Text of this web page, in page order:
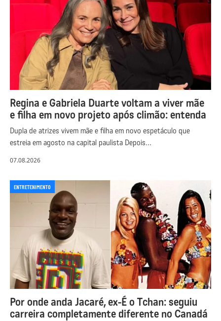
Regina e Gabriela Duarte voltam a viver mãe
e filha em novo projeto após climão: entenda
Dupla de atrizes vivem mãe e filha em novo espetáculo que
estreia em agosto na capital paulista Depois…
07.08.2026
ENTRETENIMENTO
Por onde anda Jacaré, ex-É o Tchan: seguiu
carreira completamente diferente no Canadá